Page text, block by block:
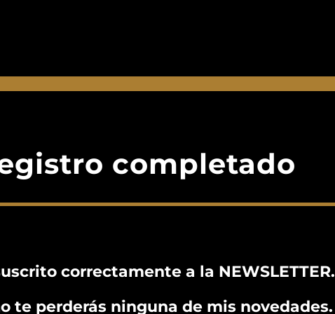
completado
correctamente a la NEWSLETTER.
te perderás ninguna de mis novedades.